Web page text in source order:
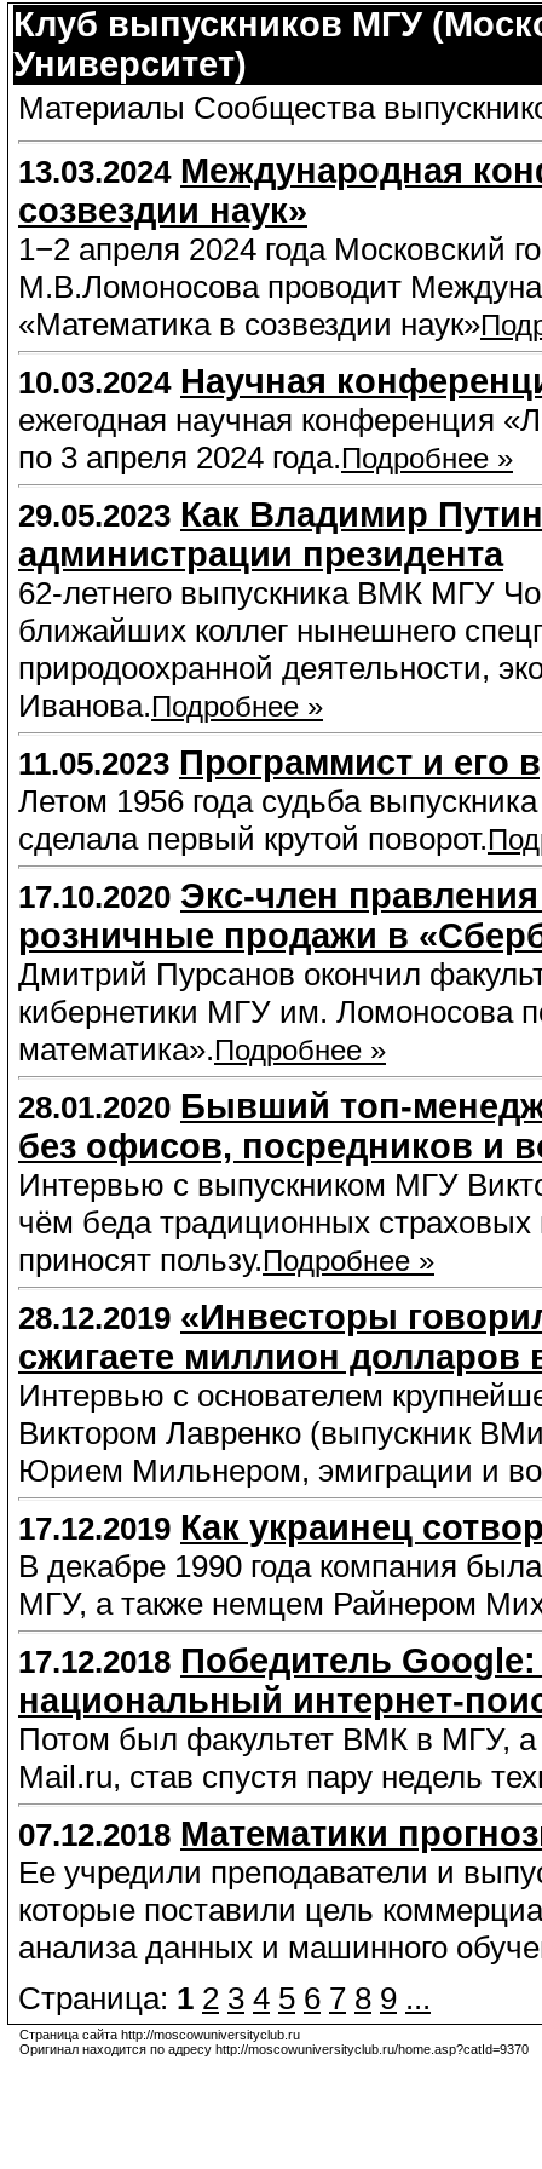
Клуб выпускников МГУ
Университет)
Материалы Сообщества
13.03.2024 Международная
созвездии наук»
1−2 апреля 2024 года Московский
М.В.Ломоносова проводит
«Математика в созвездии наук»
10.03.2024 Научная
ежегодная научная конференция
по 3 апреля 2024 года.Подробнее »
29.05.2023 Как Владимир
администрации президента
62-летнего выпускника ВМК МГУ
ближайших коллег нынешнего
природоохранной деятельности,
Иванова.Подробнее »
11.05.2023 Программист и его
Летом 1956 года судьба
сделала первый крутой поворот.
17.10.2020 Экс-член правления
розничные продажи в
Дмитрий Пурсанов окончил
кибернетики МГУ им. Ломоносова
математика».Подробнее »
28.01.2020 Бывший топ-
без офисов, посредников и
Интервью с выпускником МГУ
чём беда традиционных
приносят пользу.Подробнее »
28.12.2019 «Инвесторы
сжигаете миллион долларов
Интервью с основателем
Виктором Лавренко (выпускник
Юрием Мильнером, эмиграции и
17.12.2019 Как украинец
В декабре 1990 года компания
МГУ, а также немцем Райнером
17.12.2018 Победитель
национальный интернет-
Потом был факультет ВМК в МГУ, а
Mail.ru, став спустя пару недель
07.12.2018 Математики
Ее учредили преподаватели и
которые поставили цель
анализа данных и машинного
Страница: 1 2 3 4 5 6 7 8 9 ...
Страница сайта http://moscowuniversityclub.ru
Оригинал находится по адресу http://moscowuniversityclub.ru/home.asp?catId=9370